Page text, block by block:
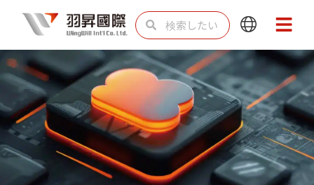
を
ス
キ
プ
検
索 索
Main
Menu
Main
Menu